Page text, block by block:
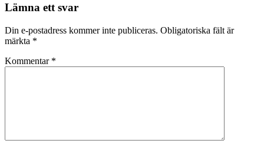
Lämna ett svar
Din e-postadress kommer inte publiceras. Obligatoriska fält är
märkta *
Kommentar *